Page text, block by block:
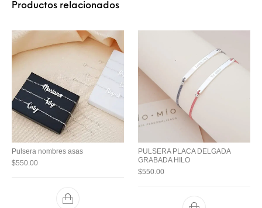
Productos relacionados
Pulsera nombres asas
$550.00
PULSERA PLACA DELGADA
GRABADA HILO
$550.00